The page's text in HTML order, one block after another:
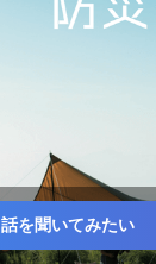
話を聞いてみたい